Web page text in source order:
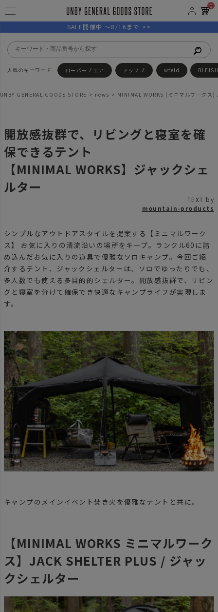
0
SALE開催中 ～8/16まで >>
ローバーチェア アッソブ wfeld
UNBY GENERAL GOODS STORE news MINIMAL WORKS (ミニマルワークス)
開放感抜群で、リビングと寝室を確
保できるテント
【MINIMAL WORKS】ジャックシェ
ルター
TEXT by
mountain-products
シンプルなアウトドアスタイルを提案する【ミニマルワーク
ス】 お気に入りの清流沿いの場所をキープ。ランクル60に詰
め込んだお気に入りの道具で優雅なソロキャンプ。今回ご紹
介するテント、ジャックシェルターは、ソロでゆったりでも、
多人数でも使える多目的的シェルター。開放感抜群で、リビン
グと寝室を分けて確保でき快適なキャンプライフが実現しま
す。
キャンプのメインイベント焚き火を優雅なテントと共に。
【MINIMAL WORKS ミニマルワーク
ス】JACK SHELTER PLUS / ジャッ
クシェルター